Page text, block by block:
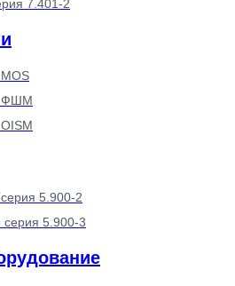
7.401-2
ФШМ
5.900-2
5.900-3